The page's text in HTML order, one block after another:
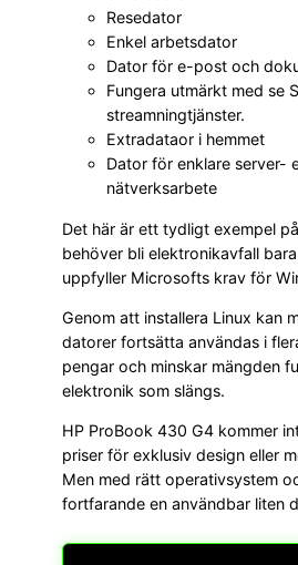
Resedator
Enkel arbetsdator
Dator för e-post och
Fungera utmärkt med se
streamningtjänster.
Extradataor i hemmet
Dator för enklare server-
nätverksarbete
Det här är ett tydligt exempel
behöver bli elektronikavfall
uppfyller Microsofts krav för
Genom att installera Linux kan
datorer fortsätta användas i
pengar och minskar mängden
elektronik som slängs.
HP ProBook 430 G4 kommer
priser för exklusiv design eller
Men med rätt operativsystem
fortfarande en användbar liten